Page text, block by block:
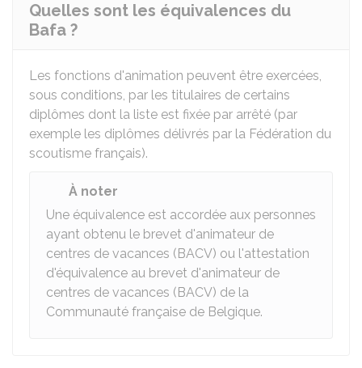
Quelles sont les équivalences du
Bafa ?
Les fonctions d'animation peuvent être exercées,
sous conditions, par les titulaires de certains
diplômes dont la liste est fixée par arrêté (par
exemple les diplômes délivrés par la Fédération du
scoutisme français).
À noter
Une équivalence est accordée aux personnes
ayant obtenu le brevet d'animateur de
centres de vacances (BACV) ou l'attestation
d'équivalence au brevet d'animateur de
centres de vacances (BACV) de la
Communauté française de Belgique.